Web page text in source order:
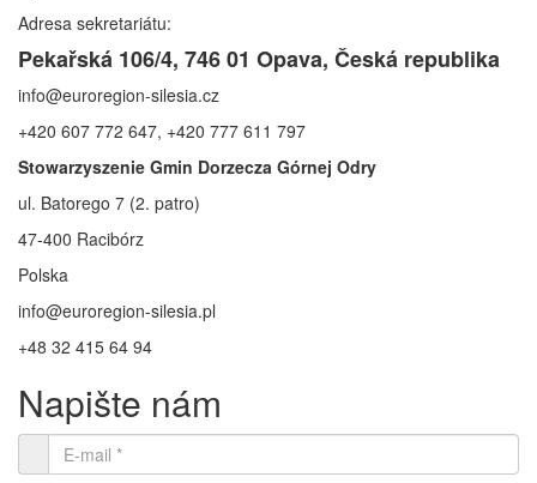
Adresa sekretariátu:
Pekařská 106/4, 746 01 Opava, Česká republika
info@euroregion-silesia.cz
+420 607 772 647, +420 777 611 797
Stowarzyszenie Gmin Dorzecza Górnej Odry
ul. Batorego 7 (2. patro)
47-400 Racibórz
Polska
info@euroregion-silesia.pl
+48 32 415 64 94
Napište nám